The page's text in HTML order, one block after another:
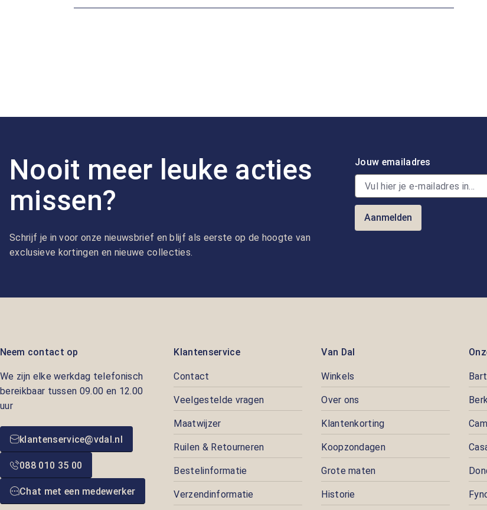
Nooit meer leuke acties
missen?
Schrijf je in voor onze nieuwsbrief en blijf als eerste op de hoogte van
exclusieve kortingen en nieuwe collecties.
Jouw emailadres
Aanmelden
Neem contact op
We zijn elke werkdag telefonisch
bereikbaar tussen 09.00 en 12.00
uur
klantenservice@vdal.nl
088 010 35 00
Chat met een medewerker
Klantenservice
Contact
Veelgestelde vragen
Maatwijzer
Ruilen & Retourneren
Bestelinformatie
Verzendinformatie
Van Dal
Winkels
Over ons
Klantenkorting
Koopzondagen
Grote maten
Historie